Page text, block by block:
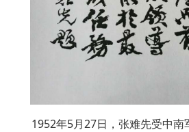
1952年5月27日，张难先受中南